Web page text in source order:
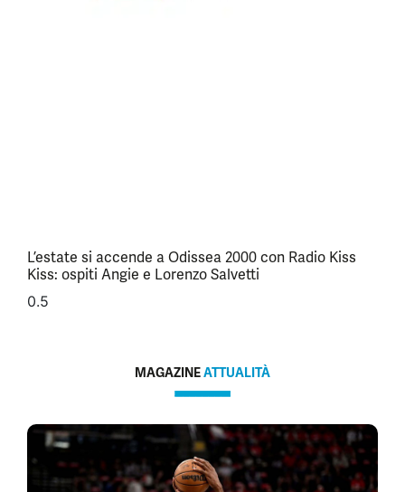
L’estate si accende a Odissea 2000 con Radio Kiss
Kiss: ospiti Angie e Lorenzo Salvetti
MAGAZINEATTUALITÀ